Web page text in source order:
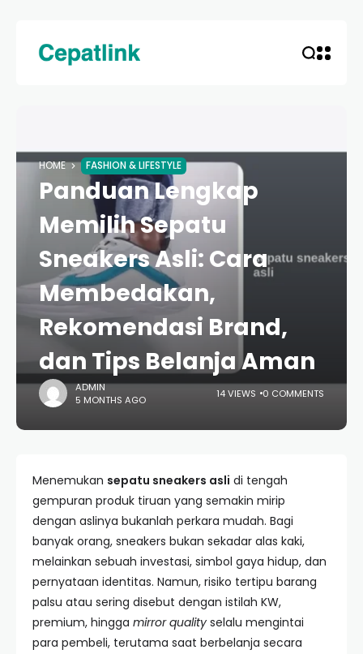
HOME FASHION & LIFESTYLE
Panduan Lengkap
Memilih Sepatu
Sneakers Asli: Cara
Membedakan,
Rekomendasi Brand,
dan Tips Belanja Aman
ADMIN
5 MONTHS AGO
14 VIEWS 0 COMMENTS
Menemukan sepatu sneakers asli di tengah
gempuran produk tiruan yang semakin mirip
dengan aslinya bukanlah perkara mudah. Bagi
banyak orang, sneakers bukan sekadar alas kaki,
melainkan sebuah investasi, simbol gaya hidup, dan
pernyataan identitas. Namun, risiko tertipu barang
palsu atau sering disebut dengan istilah KW,
premium, hingga mirror quality selalu mengintai
para pembeli, terutama saat berbelanja secara